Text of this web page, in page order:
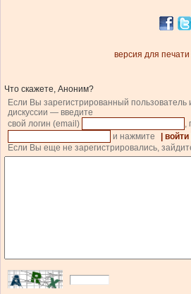
версия для печати
Что скажете, Аноним?
Если Вы зарегистрированный пользователь
дискуссии — введите
свой логин (email)
,
и нажмите
| войти |
Если Вы еще не зарегистрировались,